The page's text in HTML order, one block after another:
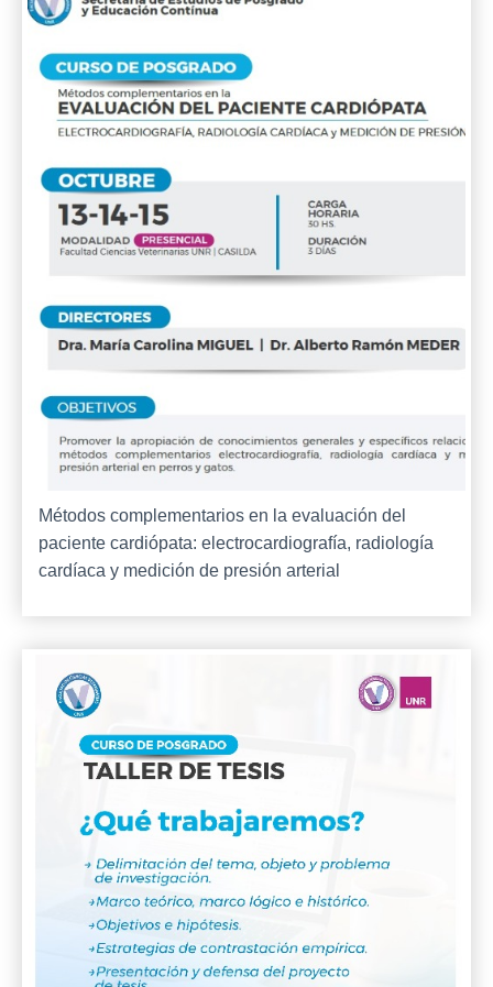
Métodos complementarios en la evaluación del
paciente cardiópata: electrocardiografía, radiología
cardíaca y medición de presión arterial